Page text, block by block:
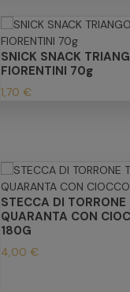
SNICK SNACK
FIORENTINI 70g
1,70 €
STECCA DI TORRONE
QUARANTA CON
180G
4,00 €